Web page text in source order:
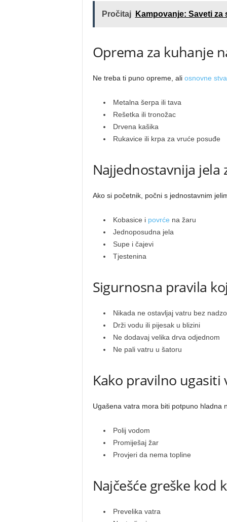
Pročitaj Kampovanje: Saveti za
Oprema za kuhanje
Ne treba ti puno opreme, ali osnovne
Metalna šerpa ili tava
Rešetka ili tronožac
Drvena kašika
Rukavice ili krpa za vruće posuđe
Najjednostavnija jela
Ako si početnik, počni s jednostavnim
Kobasice i povrće na žaru
Jednoposudna jela
Supe i čajevi
Tjestenina
Sigurnosna pravila
Nikada ne ostavljaj vatru bez
Drži vodu ili pijesak u blizini
Ne dodavaj velika drva odjednom
Ne pali vatru u šatoru
Kako pravilno ugasiti
Ugašena vatra mora biti potpuno hladna
Polij vodom
Promiješaj žar
Provjeri da nema topline
Najčešće greške kod
Prevelika vatra